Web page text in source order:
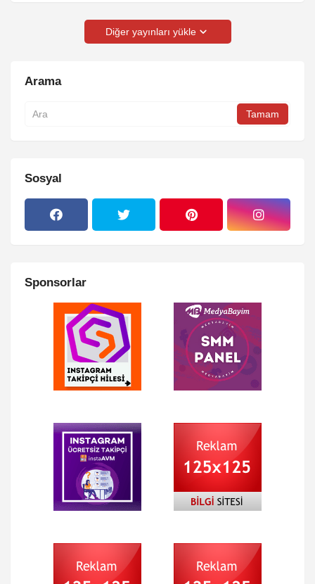
Diğer yayınları yükle
Arama
Sosyal
Sponsorlar